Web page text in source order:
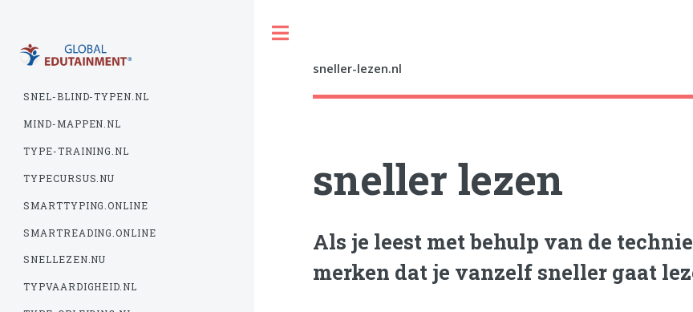
sneller-lezen.nl
sneller lezen
Als je leest met behulp van de
merken dat je vanzelf sneller gaat
SNEL-BLIND-TYPEN.NL
MIND-MAPPEN.NL
TYPE-TRAINING.NL
TYPECURSUS.NU
SMARTTYPING.ONLINE
SMARTREADING.ONLINE
SNELLEZEN.NU
TYPVAARDIGHEID.NL